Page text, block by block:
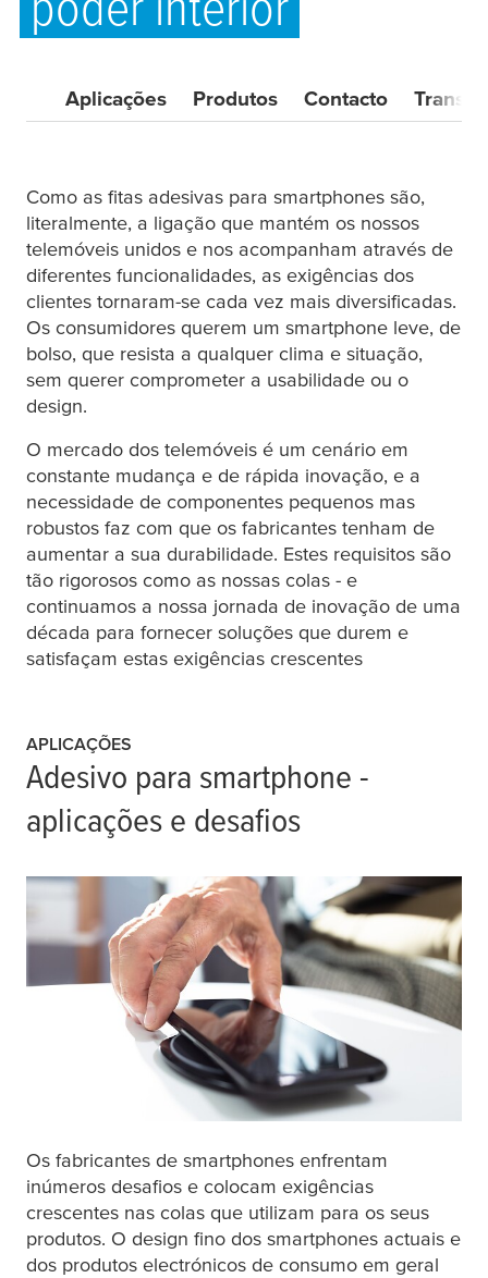
Aplicações Produtos Contacto
Como as fitas adesivas para smartphones são,
literalmente, a ligação que mantém os nossos
telemóveis unidos e nos acompanham através de
diferentes funcionalidades, as exigências dos
clientes tornaram-se cada vez mais diversificadas.
Os consumidores querem um smartphone leve, de
bolso, que resista a qualquer clima e situação,
sem querer comprometer a usabilidade ou o
design.
O mercado dos telemóveis é um cenário em
constante mudança e de rápida inovação, e a
necessidade de componentes pequenos mas
robustos faz com que os fabricantes tenham de
aumentar a sua durabilidade. Estes requisitos são
tão rigorosos como as nossas colas - e
continuamos a nossa jornada de inovação de uma
década para fornecer soluções que durem e
satisfaçam estas exigências crescentes
APLICAÇÕES
Adesivo para smartphone -
aplicações e desafios
Os fabricantes de smartphones enfrentam
inúmeros desafios e colocam exigências
crescentes nas colas que utilizam para os seus
produtos. O design fino dos smartphones actuais e
dos produtos electrónicos de consumo em geral